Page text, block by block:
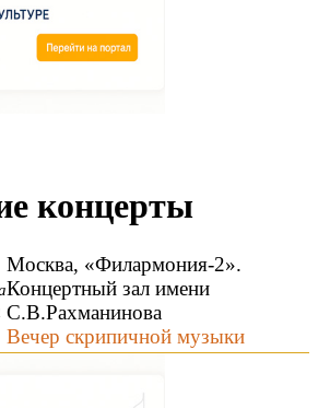
концерты
Москва, «Филармония-2».
Концертный зал имени
С.В.Рахманинова
Вечер скрипичной музыки